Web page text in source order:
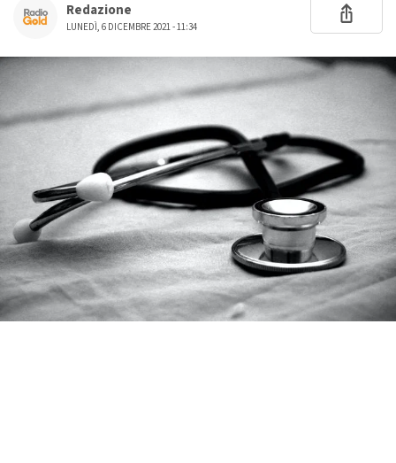
Redazione
LUNEDÌ, 6 DICEMBRE 2021 - 11:34